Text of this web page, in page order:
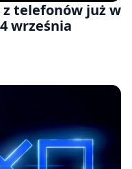
telefonów już w
września